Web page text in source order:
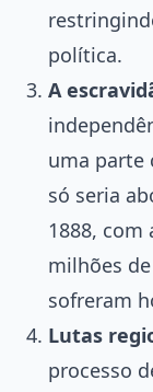
política.
A
uma parte
só seria
1888, com
milhões
sofreram
Lutas
processo